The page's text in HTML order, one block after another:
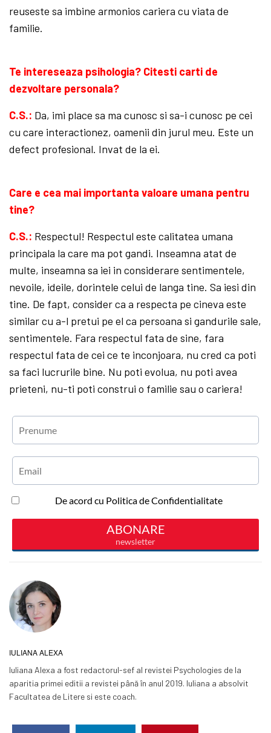
reuseste sa imbine armonios cariera cu viata de
familie.
Te intereseaza psihologia? Citesti carti de
dezvoltare personala?
C.S.: Da, imi place sa ma cunosc si sa-i cunosc pe cei
cu care interactionez, oamenii din jurul meu. Este un
defect profesional. Invat de la ei.
Care e cea mai importanta valoare umana pentru
tine?
C.S.: Respectul! Respectul este calitatea umana
principala la care ma pot gandi. Inseamna atat de
multe, inseamna sa iei in considerare sentimentele,
nevoile, ideile, dorintele celui de langa tine. Sa iesi din
tine. De fapt, consider ca a respecta pe cineva este
similar cu a-l pretui pe el ca persoana si gandurile sale,
sentimentele. Fara respectul fata de sine, fara
respectul fata de cei ce te inconjoara, nu cred ca poti
sa faci lucrurile bine. Nu poti evolua, nu poti avea
prieteni, nu-ti poti construi o familie sau o cariera!
IULIANA ALEXA
Iuliana Alexa a fost redactorul-sef al revistei Psychologies de la
aparitia primei editii a revistei până în anul 2019. Iuliana a absolvit
Facultatea de Litere si este coach.